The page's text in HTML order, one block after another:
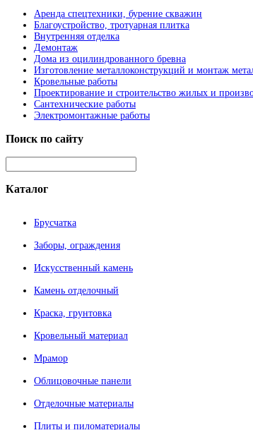
Аренда спецтехники, бурение скважин
Благоустройство, тротуарная плитка
Внутренняя отделка
Демонтаж
Дома из оцилиндрованного бревна
Изготовление металлоконструкций и монтаж
Кровельные работы
Проектирование и строительство жилых и
Сантехнические работы
Электромонтажные работы
Поиск по сайту
Каталог
Брусчатка
Заборы, ограждения
Искусственный камень
Камень отделочный
Краска, грунтовка
Кровельный материал
Мрамор
Облицовочные панели
Отделочные материалы
Плиты и пиломатериалы